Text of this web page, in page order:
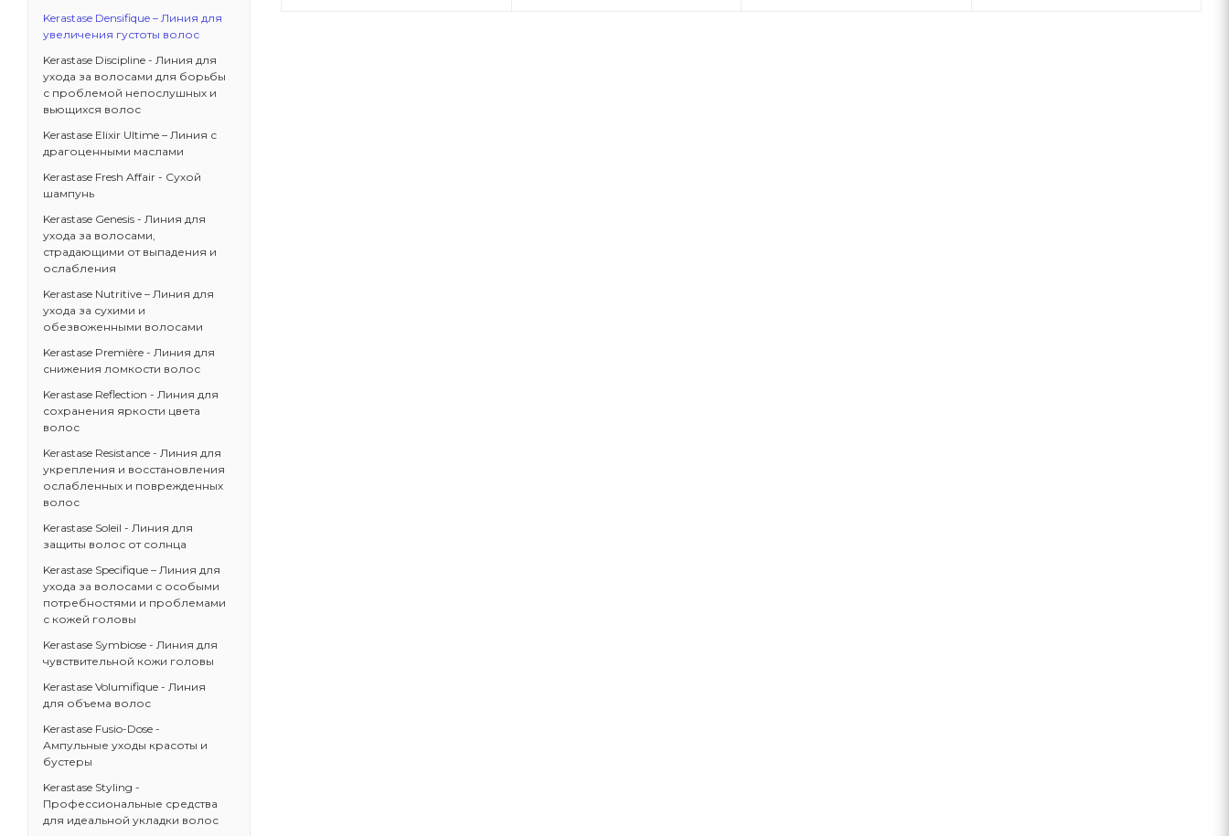
Kerastase Densifique – Линия для
увеличения густоты волос
Kerastase Discipline - Линия для
ухода за волосами для борьбы
с проблемой непослушных и
вьющихся волос
Kerastase Elixir Ultime – Линия с
драгоценными маслами
Kerastase Fresh Affair - Сухой
шампунь
Kerastase Genesis - Линия для
ухода за волосами,
страдающими от выпадения и
ослабления
Kerastase Nutritive – Линия для
ухода за сухими и
обезвоженными волосами
Kerastase Première - Линия для
снижения ломкости волос
Kerastase Reflection - Линия для
сохранения яркости цвета
волос
Kerastase Resistance - Линия для
укрепления и восстановления
ослабленных и поврежденных
волос
Kerastase Soleil - Линия для
защиты волос от солнца
Kerastase Specifique – Линия для
ухода за волосами с особыми
потребностями и проблемами
с кожей головы
Kerastase Symbiose - Линия для
чувствительной кожи головы
Kerastase Volumifique - Линия
для объема волос
Kerastase Fusio-Dose -
Ампульные уходы красоты и
бустеры
Kerastase Styling -
Профессиональные средства
для идеальной укладки волос